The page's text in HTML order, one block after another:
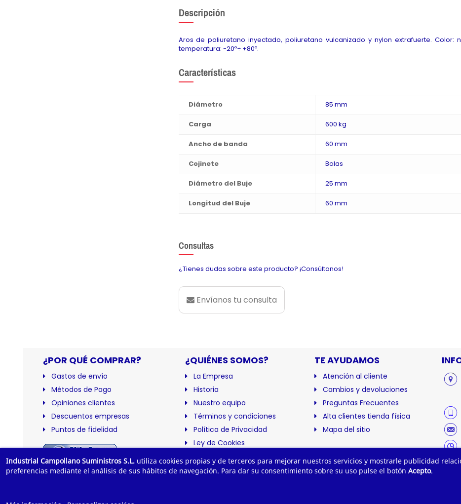
Descripción
Aros de poliuretano inyectado, poliuretano vulcanizado y nylon extrafuerte. Color:
temperatura: -20º÷ +80º.
Características
Diámetro 85 mm
Carga 600 kg
Ancho de banda 60 mm
Cojinete Bolas
Diámetro del Buje 25 mm
Longitud del Buje 60 mm
Consultas
¿Tienes dudas sobre este producto? ¡Consúltanos!
Envíanos tu consulta
¿POR QUÉ COMPRAR?
Gastos de envío
Métodos de Pago
Opiniones clientes
Descuentos empresas
Puntos de fidelidad
¿QUIÉNES SOMOS?
La Empresa
Historia
Nuestro equipo
Términos y condiciones
Política de Privacidad
Ley de Cookies
Certificación
TE AYUDAMOS
Atención al cliente
Cambios y devoluciones
Preguntas Frecuentes
Alta clientes tienda física
Mapa del sitio
Industrial Campollano Suministros S.L. utiliza cookies propias y de terceros para mejorar nuestros servicios y mostrarle publicidad
preferencias mediante el análisis de sus hábitos de navegación. Para dar su consentimiento sobre su uso pulse el botón Acepto.